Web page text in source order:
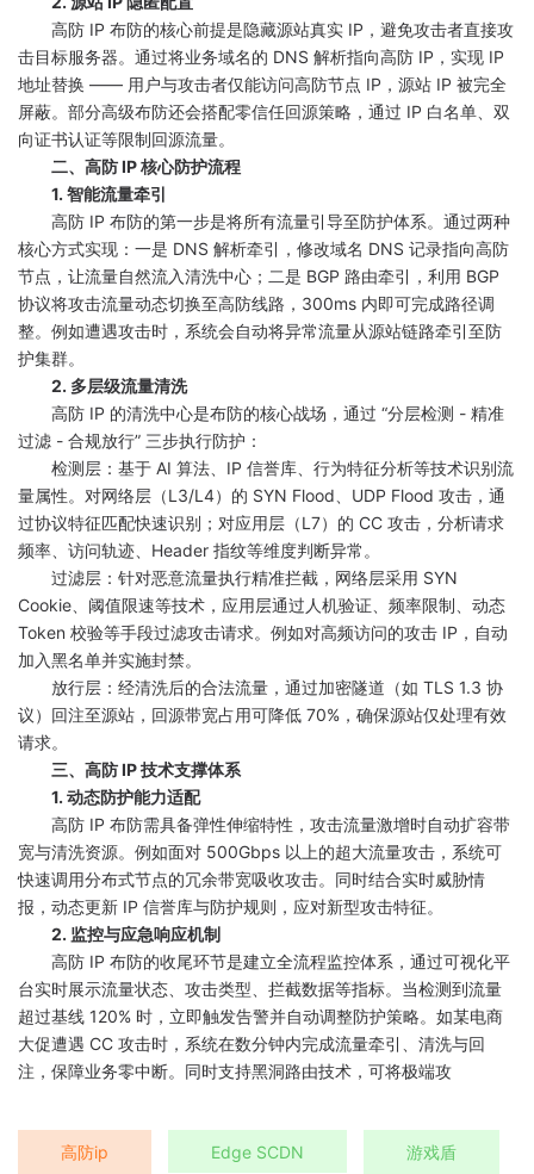
高防 IP 布防的核心前提是隐藏源站真实 IP，避免攻击者直接攻
击目标服务器。通过将业务域名的 DNS 解析指向高防 IP，实现 IP
地址替换 —— 用户与攻击者仅能访问高防节点 IP，源站 IP 被完全
屏蔽。部分高级布防还会搭配零信任回源策略，通过 IP 白名单、双
向证书认证等限制回源流量。
二、高防 IP 核心防护流程
1. 智能流量牵引
高防 IP 布防的第一步是将所有流量引导至防护体系。通过两种
核心方式实现：一是 DNS 解析牵引，修改域名 DNS 记录指向高防
节点，让流量自然流入清洗中心；二是 BGP 路由牵引，利用 BGP
协议将攻击流量动态切换至高防线路，300ms 内即可完成路径调
整。例如遭遇攻击时，系统会自动将异常流量从源站链路牵引至防
护集群。
2. 多层级流量清洗
高防 IP 的清洗中心是布防的核心战场，通过 “分层检测 - 精准
过滤 - 合规放行” 三步执行防护：
检测层：基于 AI 算法、IP 信誉库、行为特征分析等技术识别流
量属性。对网络层（L3/L4）的 SYN Flood、UDP Flood 攻击，通
过协议特征匹配快速识别；对应用层（L7）的 CC 攻击，分析请求
频率、访问轨迹、Header 指纹等维度判断异常。
过滤层：针对恶意流量执行精准拦截，网络层采用 SYN
Cookie、阈值限速等技术，应用层通过人机验证、频率限制、动态
Token 校验等手段过滤攻击请求。例如对高频访问的攻击 IP，自动
加入黑名单并实施封禁。
放行层：经清洗后的合法流量，通过加密隧道（如 TLS 1.3 协
议）回注至源站，回源带宽占用可降低 70%，确保源站仅处理有效
请求。
三、高防 IP 技术支撑体系
1. 动态防护能力适配
高防 IP 布防需具备弹性伸缩特性，攻击流量激增时自动扩容带
宽与清洗资源。例如面对 500Gbps 以上的超大流量攻击，系统可
快速调用分布式节点的冗余带宽吸收攻击。同时结合实时威胁情
报，动态更新 IP 信誉库与防护规则，应对新型攻击特征。
2. 监控与应急响应机制
高防 IP 布防的收尾环节是建立全流程监控体系，通过可视化平
台实时展示流量状态、攻击类型、拦截数据等指标。当检测到流量
超过基线 120% 时，立即触发告警并自动调整防护策略。如某电商
大促遭遇 CC 攻击时，系统在数分钟内完成流量牵引、清洗与回
注，保障业务零中断。同时支持黑洞路由技术，可将极端攻
高防ip Edge SCDN 游戏盾